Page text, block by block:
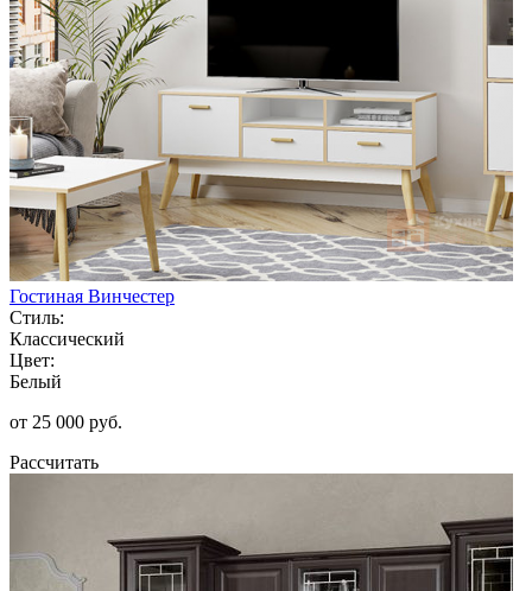
Гостиная Винчестер
Стиль:
Классический
Цвет:
Белый
от 25 000 руб.
Рассчитать